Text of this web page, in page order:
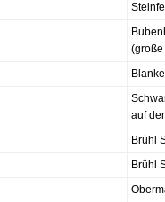
auf
Brühl
Brühl